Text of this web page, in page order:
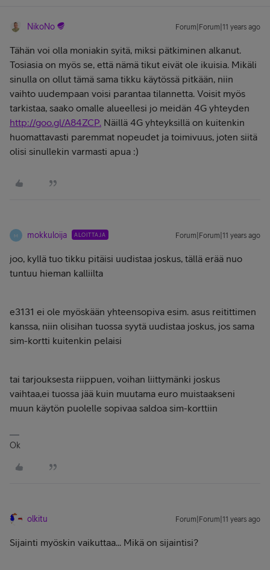
NikoNo Forum|Forum|11 years ago
Tähän voi olla moniakin syitä, miksi pätkiminen alkanut.
Tosiasia on myös se, että nämä tikut eivät ole ikuisia. Mikäli
sinulla on ollut tämä sama tikku käytössä pitkään, niin
vaihto uudempaan voisi parantaa tilannetta. Voisit myös
tarkistaa, saako omalle alueellesi jo meidän 4G yhteyden
http://goo.gl/A84ZCP. Näillä 4G yhteyksillä on kuitenkin
huomattavasti paremmat nopeudet ja toimivuus, joten siitä
olisi sinullekin varmasti apua :)
M mokkuloija ALOITTAJA Forum|Forum|11 years ago
joo, kyllä tuo tikku pitäisi uudistaa joskus, tällä erää nuo
tuntuu hieman kalliilta
e3131 ei ole myöskään yhteensopiva esim. asus reitittimen
kanssa, niin olisihan tuossa syytä uudistaa joskus, jos sama
sim-kortti kuitenkin pelaisi
tai tarjouksesta riippuen, voihan liittymänki joskus
vaihtaa,ei tuossa jää kuin muutama euro muistaakseni
muun käytön puolelle sopivaa saldoa sim-korttiin
Ok
olkitu Forum|Forum|11 years ago
Sijainti myöskin vaikuttaa... Mikä on sijaintisi?